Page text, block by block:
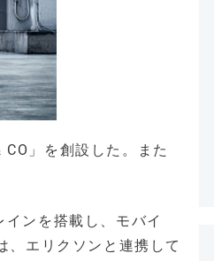
」を創設した。また
ンを搭載し、モバイ
、エリクソンと連携して